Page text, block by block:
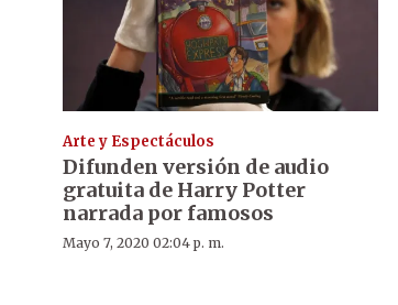
Arte y Espectáculos
Difunden versión de audio
gratuita de Harry Potter
narrada por famosos
Mayo 7, 2020 02:04 p. m.